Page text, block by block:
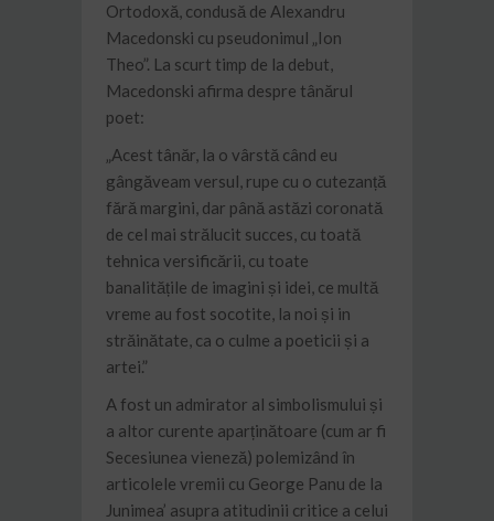
Ortodoxă, condusă de Alexandru
Macedonski cu pseudonimul „Ion
Theo”. La scurt timp de la debut,
Macedonski afirma despre tânărul
poet:
„Acest tânăr, la o vârstă când eu
gângăveam versul, rupe cu o cutezanță
fără margini, dar până astăzi coronată
de cel mai strălucit succes, cu toată
tehnica versificării, cu toate
banalitățile de imagini și idei, ce multă
vreme au fost socotite, la noi și in
străinătate, ca o culme a poeticii și a
artei.”
A fost un admirator al simbolismului și
a altor curente aparținătoare (cum ar fi
Secesiunea vieneză) polemizând în
articolele vremii cu George Panu de la
Junimea’ asupra atitudinii critice a celui